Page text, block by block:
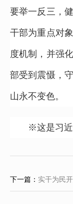
要举一反三，
干部为重点对
度机制，并强
部受到震慑，
山永不变色。
※这是习近
下一篇： 实干为民